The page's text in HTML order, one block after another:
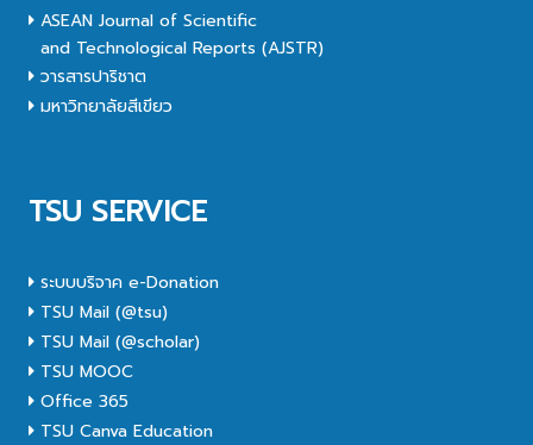
ASEAN Journal of Scientific
and Technological Reports (AJSTR)
วารสารปาริชาต
มหาวิทยาลัยสีเขียว
TSU SERVICE
ระบบบริจาค e-Donation
TSU Mail (@tsu)
TSU Mail (@scholar)
TSU MOOC
Office 365
TSU Canva Education